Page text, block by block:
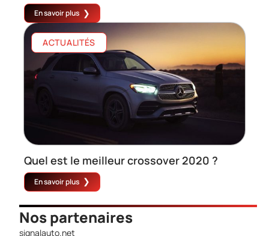
En savoir plus
ACTUALITÉS
Quel est le meilleur crossover 2020 ?
En savoir plus
Nos partenaires
signalauto.net